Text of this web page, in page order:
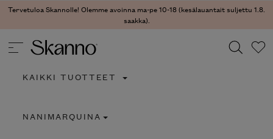
Tervetuloa Skannolle! Olemme avoinna ma-pe 10-18 (kesälauantait suljettu 1.8.
saakka).
Type 2 or more characters for results.
KAIKKI TUOTTEET
NANIMARQUINA